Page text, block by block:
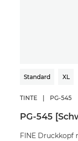
Standard XL
TINTE PG-545
PG-545
FINE Druckkopf